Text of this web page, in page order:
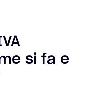
si fa e